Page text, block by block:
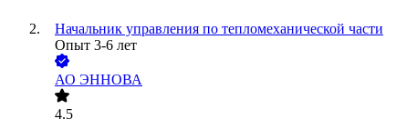
Начальник управления по тепломеханической части
Опыт 3-6 лет
АО ЭННОВА
4.5